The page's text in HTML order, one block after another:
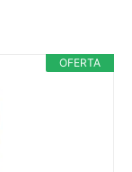
OFERTA